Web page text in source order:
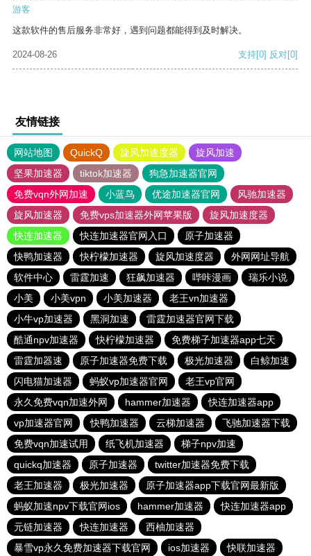
游客
这款软件的售后服务非常好，遇到问题都能得到及时解决。
2024-08-26 支持[0] 反对[0]
友情链接
网站地图 QuickQ 旋风加速度器
旋风加速
坚果加速器
tiktok加速器
狗急加速器官网
免费vqn外网加速
小蓝鸟 优途加速器官网
风驰加速器
旋风加速器
免费vps加速器外网苹果版
旋风加速度器
快连加速器
快连加速器官网入口
原子加速器
快鸭加速器
快柠檬加速器 旋风加速度器
外网网址导航
软件中心
雷霆加速 狂飙加速器 哔咔漫画
瑞乐小说
小美
小美vpn 小美加速器
老王vn加速器
小牛vp加速器
黑洞加速
雷霆加速器官网下载
酷通npv加速器
快柠檬加速器
免费梯子加速器app七天
雷霆加器速
原子加速器免费下载 极光加速器
白鲸加速
闪电猫加速器
蚂蚁vp加速器官网
老王vp官网
永久免费vqn加速外网
hammer加速器
快连加速器app
vp加速器官网
快鸭加速器 云梯加速器
飞驰加速器下载
免费vqn加速试用
纸飞机加速器
梯子npv加速
quickq加速器
原子加速器
twitter加速器免费下载
老王加速器
极光加速器
原子加速器app下载官网最新版
蚂蚁加速npv下载官网ios
hammer加速器
快连加速器app
元链加速器
快连加速器
西柚加速器
暴雪vp永久免费加速器下载官网
ios加速器 快联加速器